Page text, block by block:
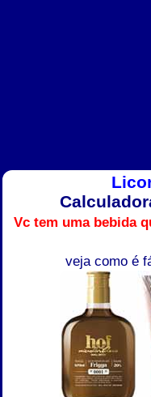
Vc tem uma bebida
veja como é